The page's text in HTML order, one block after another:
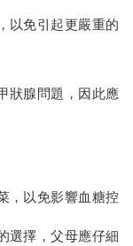
以免引起更嚴重的
狀腺問題，因此應
，以免影響血糖控
選擇，父母應仔細